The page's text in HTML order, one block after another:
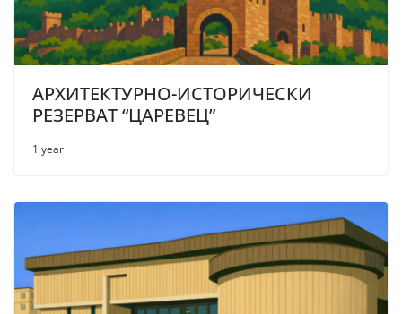
АРХИТЕКТУРНО-ИСТОРИЧЕСКИ
РЕЗЕРВАТ “ЦАРЕВЕЦ”
1 year